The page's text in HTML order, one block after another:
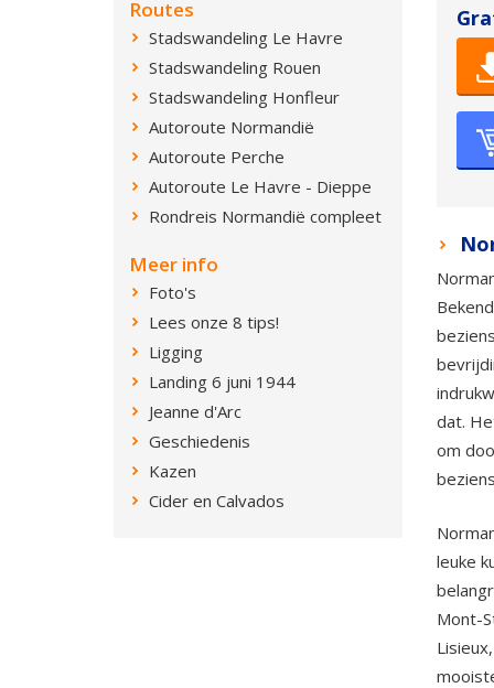
Routes
Stadswandeling Le Havre
Stadswandeling Rouen
Stadswandeling Honfleur
Autoroute Normandië
Autoroute Perche
Autoroute Le Havre - Dieppe
Rondreis Normandië compleet
Meer info
Foto's
Lees onze 8 tips!
Ligging
Landing 6 juni 1944
Jeanne d'Arc
Geschiedenis
Kazen
Cider en Calvados
dat.
om
leuke
Mont-